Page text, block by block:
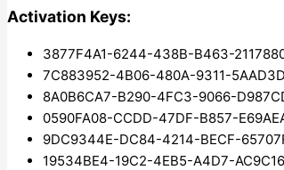
Activation Keys:
3877F4A1-6244-438B-B463-
7C883952-4B06-480A-9311-
8A0B6CA7-B290-4FC3-9066-
0590FA08-CCDD-47DF-B857-
9DC9344E-DC84-4214-BECF-
19534BE4-19C2-4EB5-A4D7-